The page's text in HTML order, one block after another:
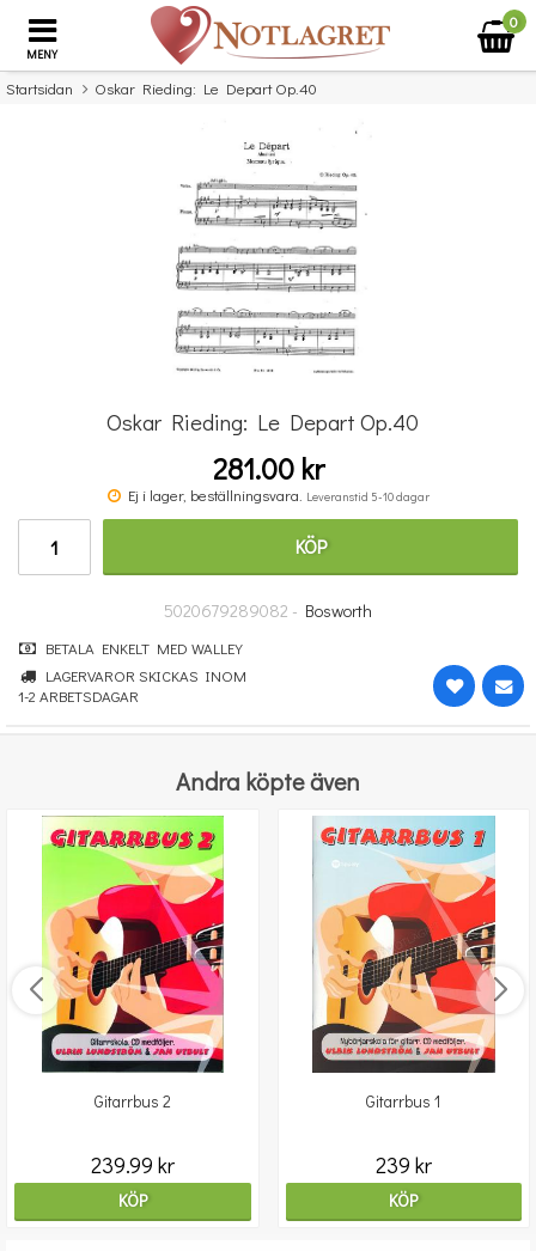
MENY
0
Startsidan Oskar Rieding: Le Depart Op.40
Missa inte detta...
Michael Aaron Piano Course: Lessons Grade Four
Oskar Rieding: Le Depart Op.40
281.00 kr
Ej i lager, beställningsvara. Leveranstid 5-10 dagar
KÖP
5020679289082 - Bosworth
BETALA ENKELT MED WALLEY
LAGERVAROR SKICKAS INOM
1-2 ARBETSDAGAR
Andra köpte även
Gitarrbus 2
239.99 kr
KÖP
Gitarrbus 1
239 kr
KÖP